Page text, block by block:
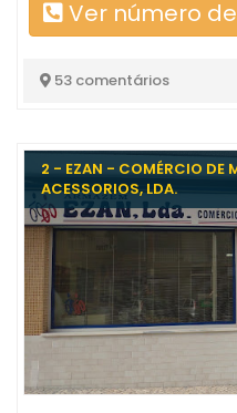
Ver número
53 comentários
2 - EZAN - COMÉRCIO DE
ACESSORIOS, LDA.